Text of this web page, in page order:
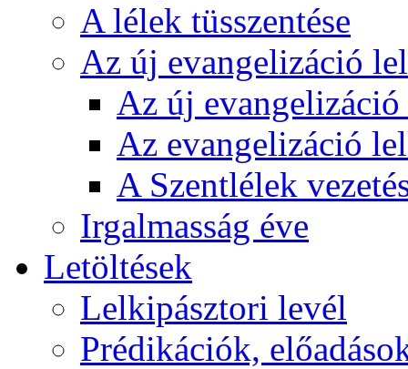
A lélek tüsszentése
Az új evangelizáció
Az új
Az evangelizáció
A Szentlélek
Irgalmasság éve
Letöltések
Lelkipásztori levél
Prédikációk,